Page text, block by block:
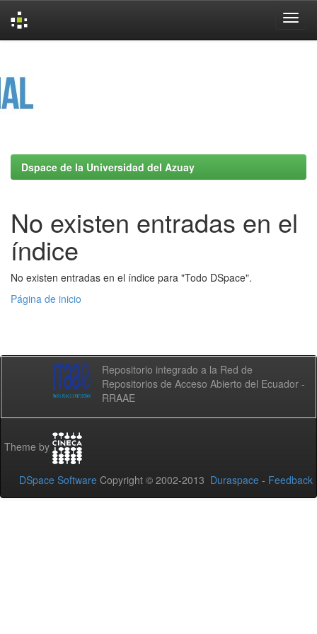
Dspace de la Universidad del Azuay
No existen entradas en el
índice
No existen entradas en el índice para "Todo DSpace".
Página de inicio
Repositorio integrado a la Red de
Repositorios de Acceso Abierto del Ecuador -
RRAAE
Theme by
DSpace Software Copyright © 2002-2013 Duraspace - Feedback